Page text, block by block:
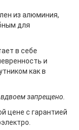
из алюминия,
для
в себе
и
как в
запрещено.
цене с гарантией